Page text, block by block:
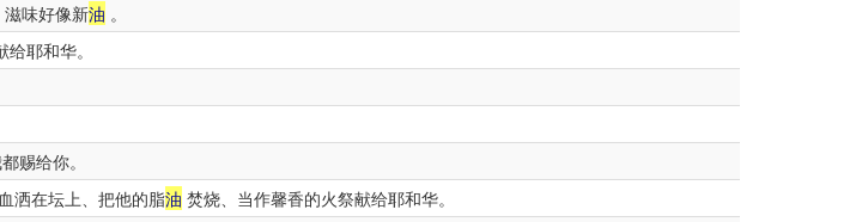
味好像新油 。
耶和华。
赐给你。
洒在坛上、把他的脂油 焚烧、当作馨香的火祭献给耶和华。